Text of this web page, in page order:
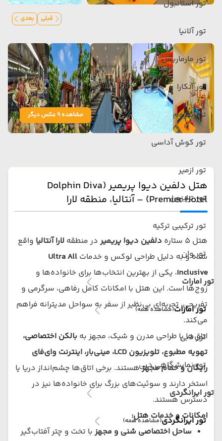
تور استانبول
تور آلانیا
تور مارماریس
تور آنکارا
تور بدروم
تور کوش آداسی
تور ازمیر
تور ترابزون
تور ترکیبی ترکیه
تور وان
تور امارات
تور امارات(مشاهده همه)
تور دبی
تور نمایشگاهی دبی
تور ایرانگردی
تور ایرانگردی(مشاهده همه)
قبلی بعدی
مشاهده 9 عکس دیگر
هتل دلفین دیوا پریمیر (Dolphin Diva
Premier Hotel) – آنتالیا، منطقه لارا
هتل ۵ ستاره دلفین دیوا پریمیردر منطقه لارا آنتالیا واقع
شده و به دلیل طراحی لوکس و خدمات Ultra All
Inclusive، یکی از بهترین انتخاب‌ها برای خانواده‌ها و
زوج‌ها است. این هتل با امکانات کامل رفاهی، سرگرمی و
تفریحی، تجربه‌ای بی‌نظیر از سفر به سواحل مدیترانه فراهم
می‌کند.
اتاق‌ها با طراحی مدرن و شیک، مجهز به بالکن اختصاصی،
تهویه مطبوع، تلویزیون LCD، مینی‌بار، اینترنت وای‌فای
رایگان و حمام مجهزهستند. برخی اتاق‌ها چشم‌انداز دریا یا
استخر دارند و سوئیت‌های بزرگ برای خانواده‌ها نیز در
دسترس هستند.
امکانات و خدمات هتل:
ساحل اختصاصی شنی و مجهزبا تخت و چتر آفتاب‌گیر